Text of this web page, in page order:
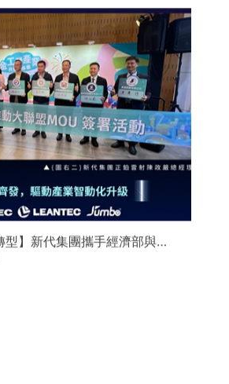
型】新代集團攜手經濟部與金
領航 AI機器人智慧智造